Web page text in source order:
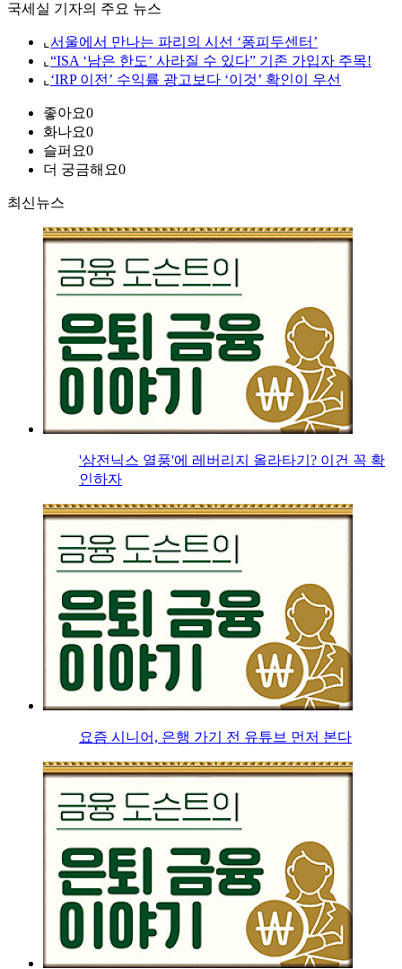
국세실 기자의 주요 뉴스
⌞ 서울에서 만나는 파리의 시선 ‘퐁피두센터’
⌞ “ISA ‘남은 한도’ 사라질 수 있다” 기존 가입자 주목!
⌞ ‘IRP 이전’ 수익률 광고보다 ‘이것’ 확인이 우선
좋아요0
화나요0
슬퍼요0
더 궁금해요0
최신뉴스
'삼전닉스 열풍'에 레버리지 올라타기? 이건 꼭 확
인하자
요즘 시니어, 은행 가기 전 유튜브 먼저 본다